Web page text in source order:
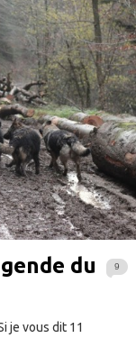
9
du
je vous dit 11